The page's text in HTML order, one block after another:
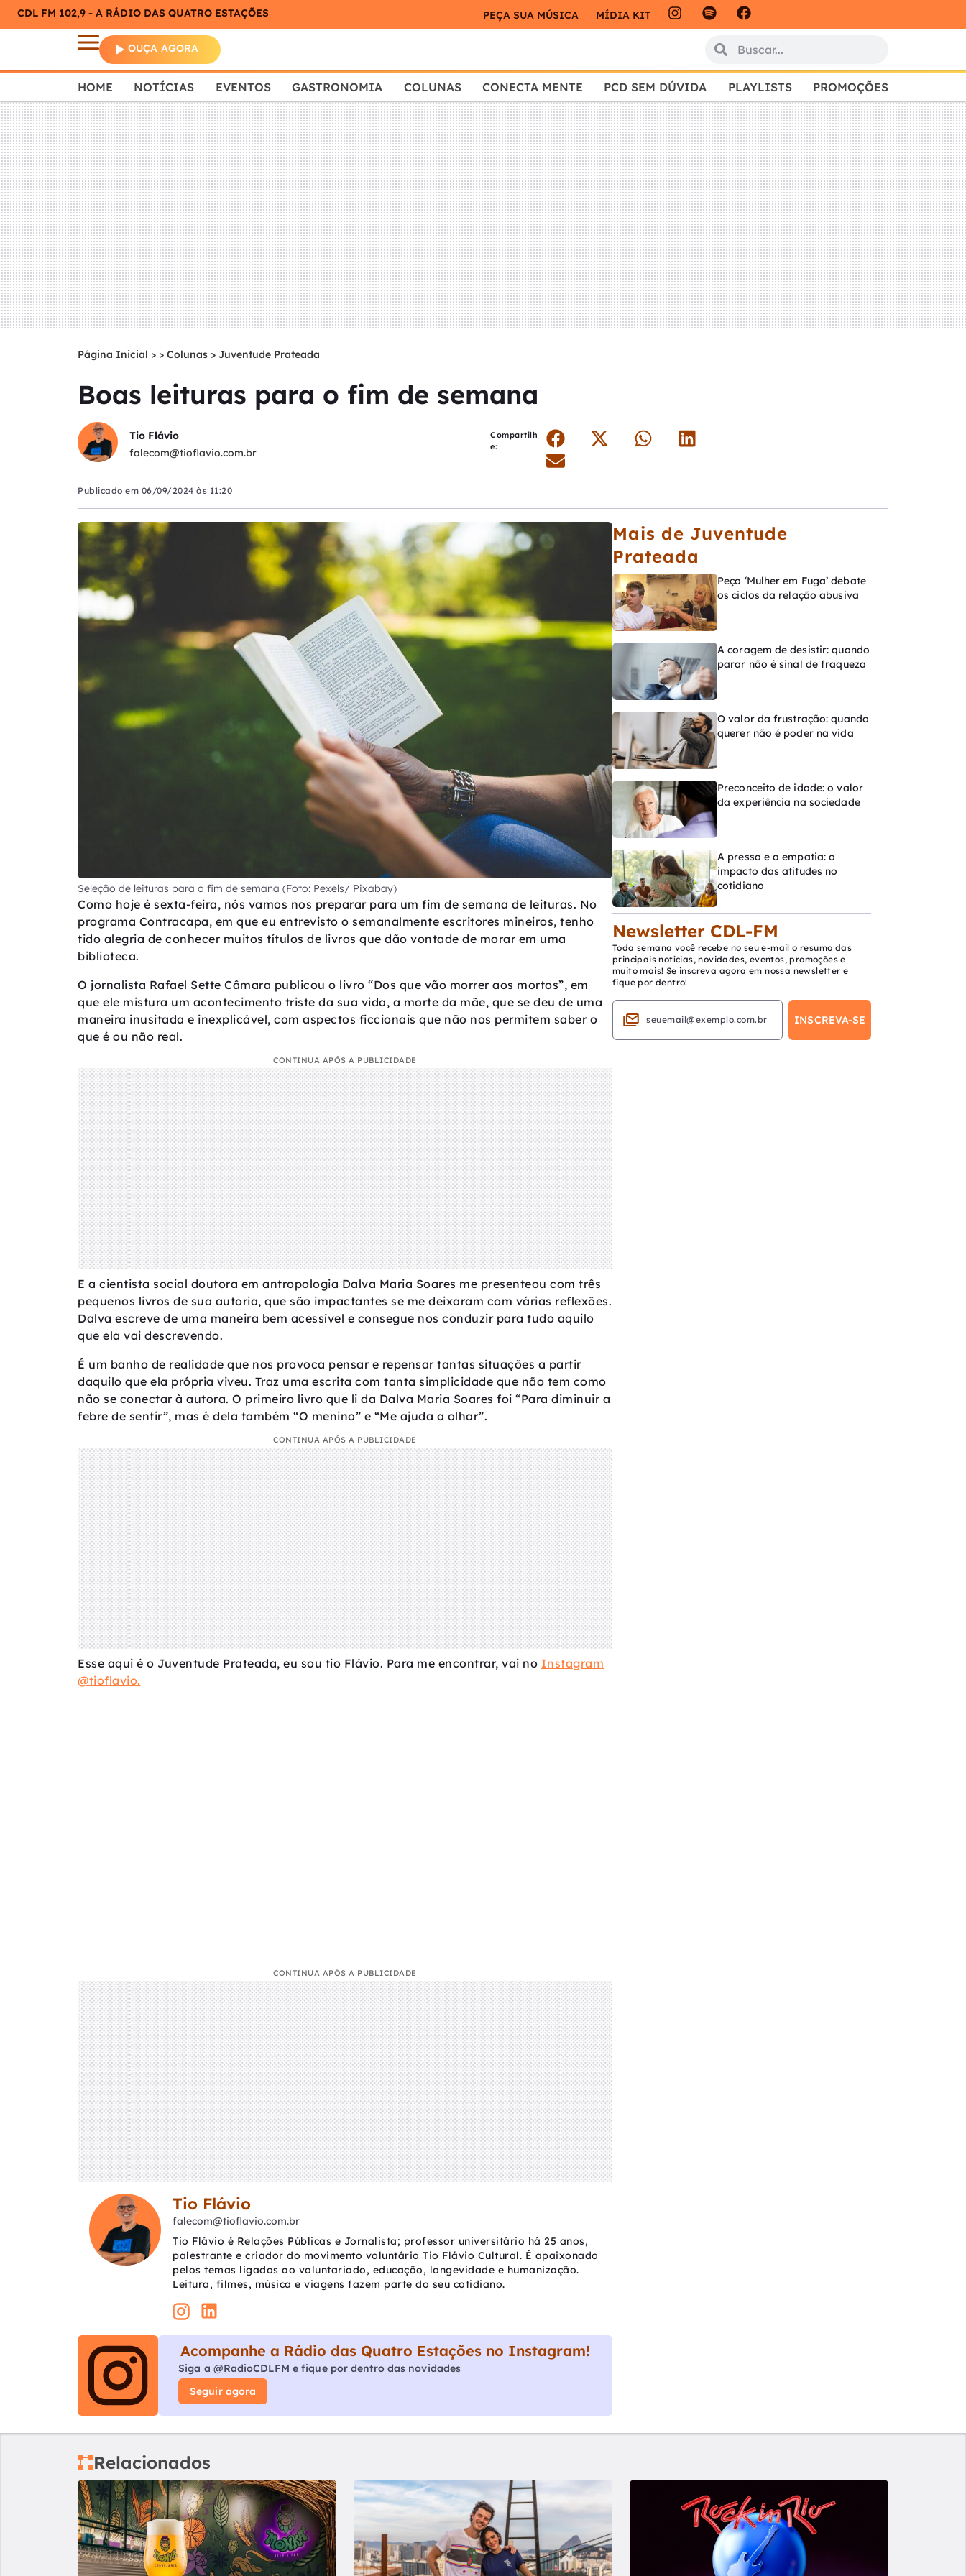
CDL FM 102,9 - A RÁDIO DAS QUATRO ESTAÇÕES PEÇA SUA MÚSICA MÍDIA KIT
OUÇA AGORA
HOME NOTÍCIAS EVENTOS GASTRONOMIA COLUNAS CONECTA MENTE PCD SEM DÚVIDA PLAYLISTS PROMOÇÕES
Página Inicial > Colunas > Juventude Prateada
Boas leituras para o fim de semana
Tio Flávio
falecom@tioflavio.com.br
Compartilh
e:
Publicado em 06/09/2024 às 11:20
Seleção de leituras para o fim de semana (Foto: Pexels/ Pixabay)
Como hoje é sexta-feira, nós vamos nos preparar para um fim de semana de leituras. No
programa Contracapa, em que eu entrevisto o semanalmente escritores mineiros, tenho
tido alegria de conhecer muitos títulos de livros que dão vontade de morar em uma
biblioteca.
O jornalista Rafael Sette Câmara publicou o livro “Dos que vão morrer aos mortos”, em
que ele mistura um acontecimento triste da sua vida, a morte da mãe, que se deu de uma
maneira inusitada e inexplicável, com aspectos ficcionais que não nos permitem saber o
que é ou não real.
CONTINUA APÓS A PUBLICIDADE
E a cientista social doutora em antropologia Dalva Maria Soares me presenteou com três
pequenos livros de sua autoria, que são impactantes se me deixaram com várias reflexões.
Dalva escreve de uma maneira bem acessível e consegue nos conduzir para tudo aquilo
que ela vai descrevendo.
É um banho de realidade que nos provoca pensar e repensar tantas situações a partir
daquilo que ela própria viveu. Traz uma escrita com tanta simplicidade que não tem como
não se conectar à autora. O primeiro livro que li da Dalva Maria Soares foi “Para diminuir a
febre de sentir”, mas é dela também “O menino” e “Me ajuda a olhar”.
CONTINUA APÓS A PUBLICIDADE
Esse aqui é o Juventude Prateada, eu sou tio Flávio. Para me encontrar, vai no Instagram
@tioflavio.
CONTINUA APÓS A PUBLICIDADE
Tio Flávio
falecom@tioflavio.com.br
Tio Flávio é Relações Públicas e Jornalista; professor universitário há 25 anos,
palestrante e criador do movimento voluntário Tio Flávio Cultural. É apaixonado
pelos temas ligados ao voluntariado, educação, longevidade e humanização.
Leitura, filmes, música e viagens fazem parte do seu cotidiano.
Acompanhe a Rádio das Quatro Estações no Instagram!
Siga a @RadioCDLFM e fique por dentro das novidades
Seguir agora
Mais de Juventude
Prateada
Peça ‘Mulher em Fuga’ debate
os ciclos da relação abusiva
A coragem de desistir: quando
parar não é sinal de fraqueza
O valor da frustração: quando
querer não é poder na vida
Preconceito de idade: o valor
da experiência na sociedade
A pressa e a empatia: o
impacto das atitudes no
cotidiano
Newsletter CDL-FM
Toda semana você recebe no seu e-mail o resumo das
principais notícias, novidades, eventos, promoções e
muito mais! Se inscreva agora em nossa newsletter e
fique por dentro!
Relacionados